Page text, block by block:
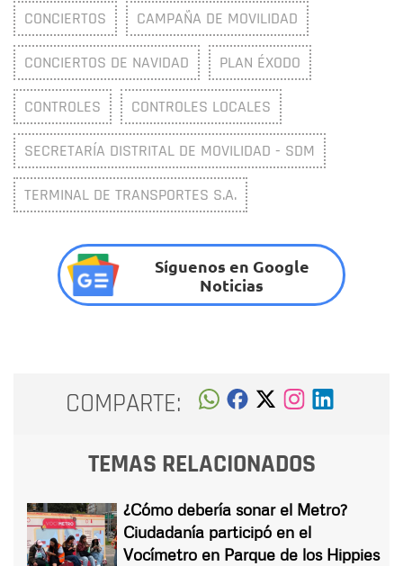
CONCIERTOS CAMPAÑA DE MOVILIDAD
CONCIERTOS DE NAVIDAD PLAN ÉXODO
CONTROLES CONTROLES LOCALES
SECRETARÍA DISTRITAL DE MOVILIDAD - SDM
TERMINAL DE TRANSPORTES S.A.
Síguenos en Google
Noticias
COMPARTE:
TEMAS RELACIONADOS
¿Cómo debería sonar el Metro?
Ciudadanía participó en el
Vocímetro en Parque de los Hippies